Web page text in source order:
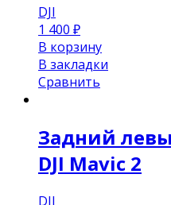
DJI
1 400 ₽
В корзину
В закладки
Сравнить
Задний
DJI Mavic 2
DJI